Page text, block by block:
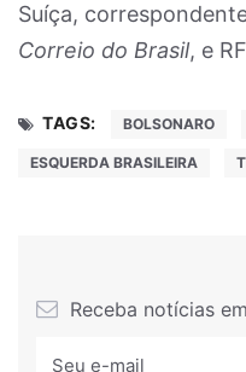
Suíça,
Correio do Brasil, e
TAGS: BOLSONARO
ESQUERDA BRASILEIRA
Receba notícias